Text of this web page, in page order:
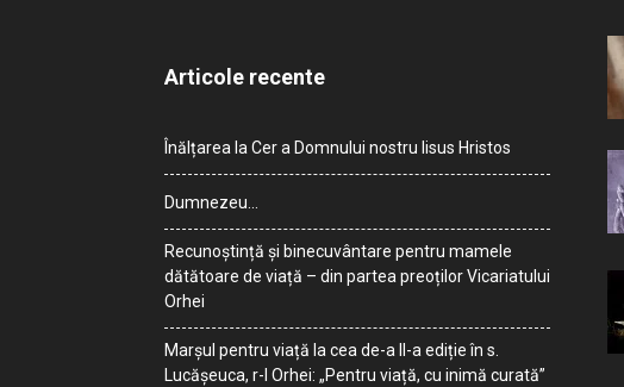
Articole recente
Înălțarea la Cer a Domnului nostru Iisus Hristos
Dumnezeu…
Recunoștință și binecuvântare pentru mamele
dătătoare de viață – din partea preoților Vicariatului
Orhei
Marșul pentru viață la cea de-a II-a ediție în s.
Lucășeuca, r-l Orhei: „Pentru viață, cu inimă curată”